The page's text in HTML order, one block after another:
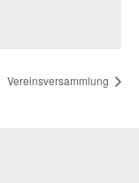
Vereinsversammlung